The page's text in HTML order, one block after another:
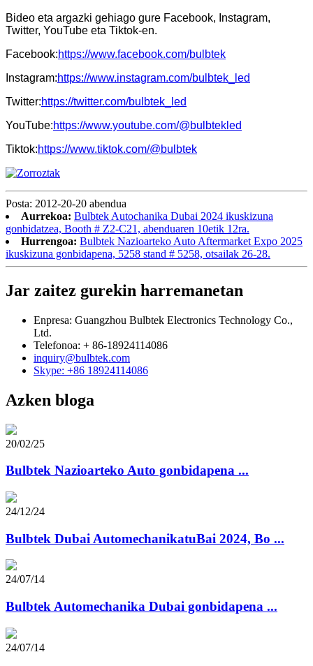
Bideo eta argazki gehiago gure Facebook, Instagram,
Twitter, YouTube eta Tiktok-en.
Facebook:https://www.facebook.com/bulbtek
Instagram:https://www.instagram.com/bulbtek_led
Twitter:https://twitter.com/bulbtek_led
YouTube:https://www.youtube.com/@bulbtekled
Tiktok:https://www.tiktok.com/@bulbtek
Posta: 2012-20-20 abendua
Aurrekoa: Bulbtek Autochanika Dubai 2024 ikuskizuna
gonbidatzea, Booth # Z2-C21, abenduaren 10etik 12ra.
Hurrengoa: Bulbtek Nazioarteko Auto Aftermarket Expo 2025
ikuskizuna gonbidapena, 5258 stand # 5258, otsailak 26-28.
Jar zaitez gurekin harremanetan
Enpresa: Guangzhou Bulbtek Electronics Technology Co.,
Ltd.
Telefonoa: + 86-18924114086
inquiry@bulbtek.com
Skype: +86 18924114086
Azken bloga
20/02/25
Bulbtek Nazioarteko Auto gonbidapena ...
24/12/24
Bulbtek Dubai AutomechanikatuBai 2024, Bo ...
24/07/14
Bulbtek Automechanika Dubai gonbidapena ...
24/07/14